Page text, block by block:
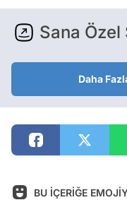
Sana
Daha
BU İÇERİĞE